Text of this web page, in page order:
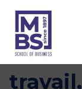
« Le